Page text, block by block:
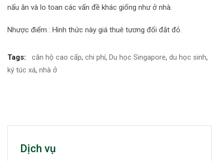
nấu ăn và lo toan các vấn đề khác giống như ở nhà.
Nhược điểm : Hình thức này giá thuê tương đối đắt đỏ.
Tags: căn hộ cao cấp, chi phí, Du học Singapore, du học sinh,
ký túc xá, nhà ở
Dịch vụ